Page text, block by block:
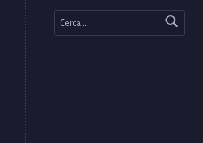
Ricerca per: